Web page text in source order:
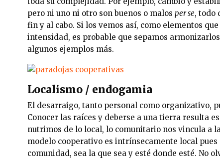
pero ni uno ni otro son buenos o malos per se, todo
fin y al cabo. Si los vemos así, como elementos
intensidad, es probable que sepamos
algunos ejemplos más.
Localismo / endogamia
El desarraigo, tanto personal como organizativo,
Conocer las raíces y deberse a una tierra resulta
nutrimos de lo local, lo comunitario nos vincula a
modelo cooperativo es intrínsecamente local
comunidad, sea la que sea y esté donde esté. No